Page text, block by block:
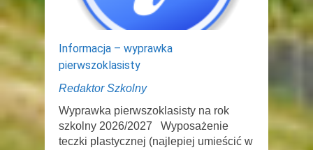
Informacja – wyprawka
pierwszoklasisty
Redaktor Szkolny
Wyprawka pierwszoklasisty na rok
szkolny 2026/2027 Wyposażenie
teczki plastycznej (najlepiej umieścić w